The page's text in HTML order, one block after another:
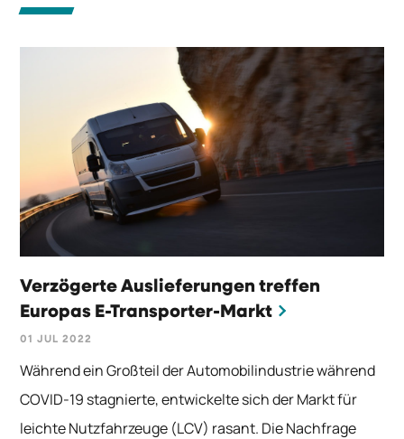
Verzögerte Auslieferungen treffen
Europas E-Transporter-Markt
01 JUL 2022
Während ein Großteil der Automobilindustrie während
COVID-19 stagnierte, entwickelte sich der Markt für
leichte Nutzfahrzeuge (LCV) rasant. Die Nachfrage